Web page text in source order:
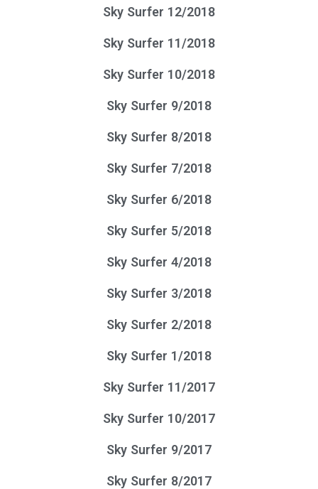
Sky Surfer 12/2018
Sky Surfer 11/2018
Sky Surfer 10/2018
Sky Surfer 9/2018
Sky Surfer 8/2018
Sky Surfer 7/2018
Sky Surfer 6/2018
Sky Surfer 5/2018
Sky Surfer 4/2018
Sky Surfer 3/2018
Sky Surfer 2/2018
Sky Surfer 1/2018
Sky Surfer 11/2017
Sky Surfer 10/2017
Sky Surfer 9/2017
Sky Surfer 8/2017